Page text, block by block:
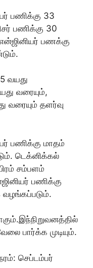
பணிக்கு 33
பணிக்கு 30
பணக்கு
5 வயது
வரையும்,
வரையும் தளர்வு
பணிக்கு மாதம்
டெக்னிக்கல்
சம்பளம்
பணிக்கு
பார்க்க முடியும்.
செப்டம்பர்